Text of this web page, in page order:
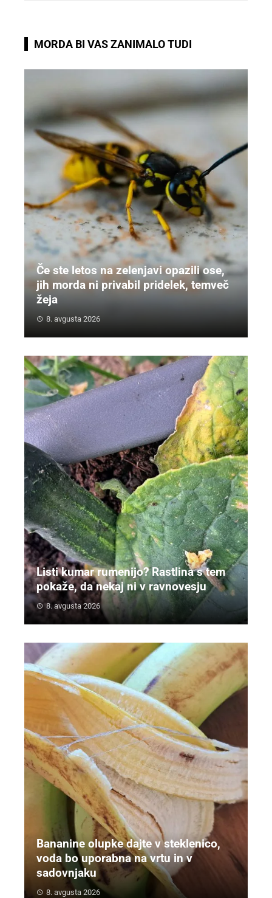
MORDA BI VAS ZANIMALO TUDI
Če ste letos na zelenjavi opazili ose,
jih morda ni privabil pridelek, temveč
žeja
8. avgusta 2026
Listi kumar rumenijo? Rastlina s tem
pokaže, da nekaj ni v ravnovesju
8. avgusta 2026
Bananine olupke dajte v steklenico,
voda bo uporabna na vrtu in v
sadovnjaku
8. avgusta 2026